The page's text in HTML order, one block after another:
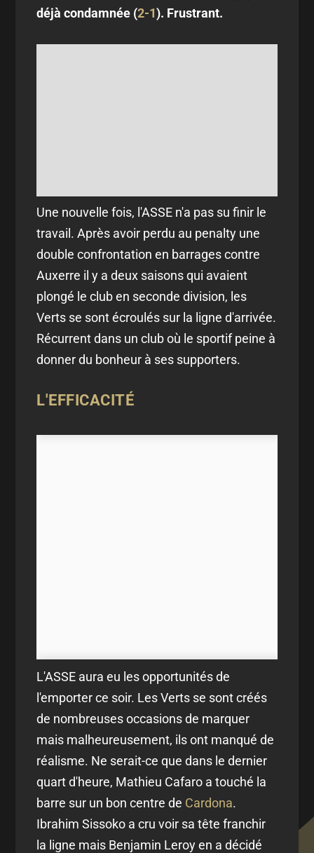
déjà condamnée (2-1). Frustrant.
Une nouvelle fois, l'ASSE n'a pas su finir le
travail. Après avoir perdu au penalty une
double confrontation en barrages contre
Auxerre il y a deux saisons qui avaient
plongé le club en seconde division, les
Verts se sont écroulés sur la ligne d'arrivée.
Récurrent dans un club où le sportif peine à
donner du bonheur à ses supporters.
L'EFFICACITÉ
L'ASSE aura eu les opportunités de
l'emporter ce soir. Les Verts se sont créés
de nombreuses occasions de marquer
mais malheureusement, ils ont manqué de
réalisme. Ne serait-ce que dans le dernier
quart d'heure, Mathieu Cafaro a touché la
barre sur un bon centre de Cardona.
Ibrahim Sissoko a cru voir sa tête franchir
la ligne mais Benjamin Leroy en a décidé